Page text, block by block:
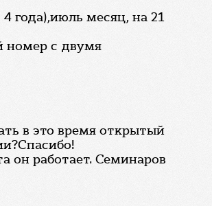
года),июль месяц, на 21
номер с двумя
в это время открытый
он работает. Семинаров